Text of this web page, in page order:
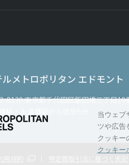
ルメトロポリタン エドモント
8130東京都千代田区飯田橋三丁目10
当ウェブ
ツや広告
クッキー
クッキー